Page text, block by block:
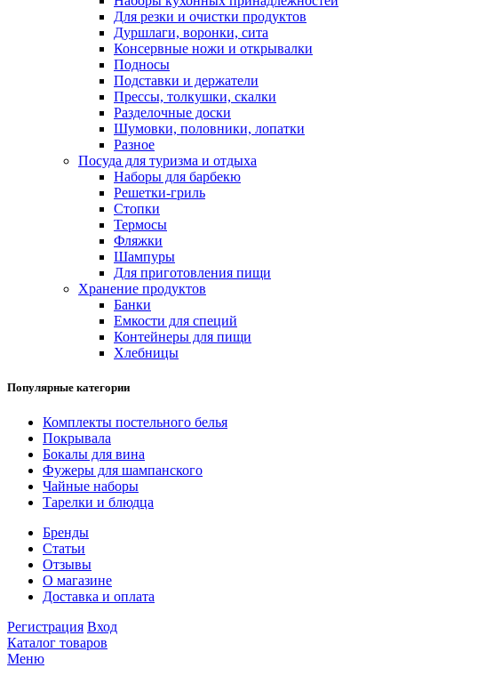
Для резки и очистки продуктов
Дуршлаги, воронки, сита
Консервные ножи и открывалки
Подносы
Подставки и держатели
Прессы, толкушки, скалки
Разделочные доски
Шумовки, половники, лопатки
Разное
Посуда для туризма и отдыха
Наборы для барбекю
Решетки-гриль
Стопки
Термосы
Фляжки
Шампуры
Для приготовления пищи
Хранение продуктов
Банки
Емкости для специй
Контейнеры для пищи
Хлебницы
Популярные категории
Комплекты постельного белья
Покрывала
Бокалы для вина
Фужеры для шампанского
Чайные наборы
Тарелки и блюдца
Бренды
Статьи
Отзывы
О магазине
Доставка и оплата
Регистрация Вход
Каталог товаров
Меню